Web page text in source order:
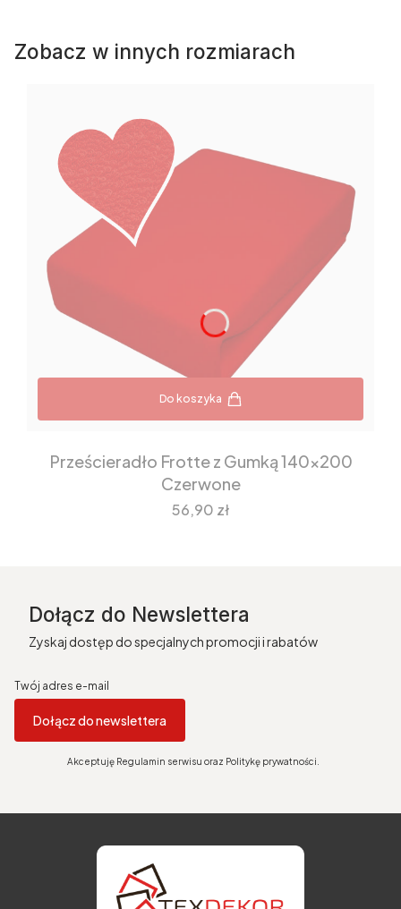
Zobacz w innych rozmiarach
Do koszyka
Prześcieradło Frotte z Gumką 140x200
Czerwone
Cena
56,90 zł
Dołącz do Newslettera
Zyskaj dostęp do specjalnych promocji i rabatów
Twój adres e-mail
Dołącz do newslettera
Akceptuję Regulamin serwisu oraz Politykę prywatności.